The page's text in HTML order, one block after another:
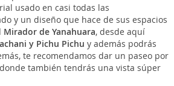
usado en casi todas las
y un diseño que hace de sus espacios
Mirador de Yanahuara, desde aquí
y Pichu Pichu y además podrás
te recomendamos dar un paseo por
también tendrás una vista súper